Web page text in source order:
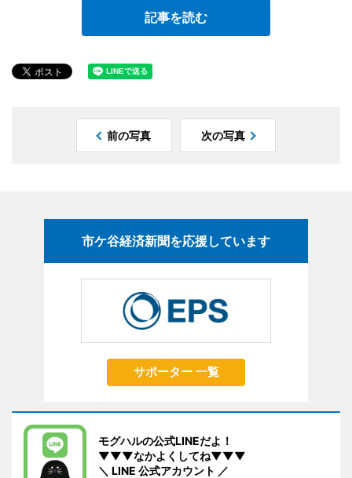
記事を読む
前の写真 次の写真
市ケ谷経済新聞を応援しています
サポーター 一覧
モグハルの公式LINEだよ！
▼▼▼なかよくしてね▼▼▼
＼ LINE 公式アカウント ／